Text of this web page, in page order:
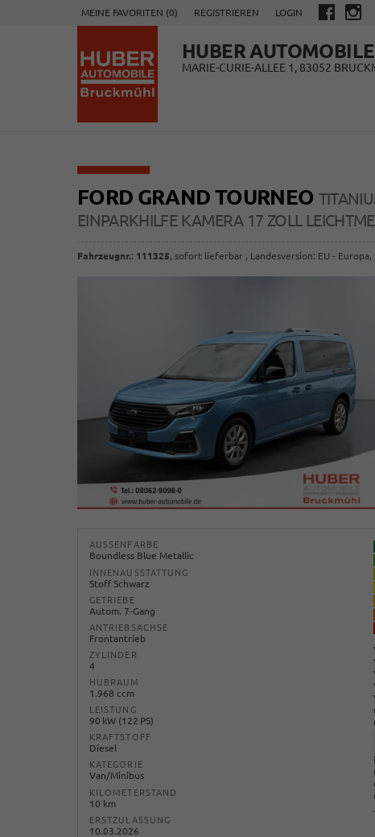
MEINE FAVORITEN (0) REGISTRIEREN LOGIN
HUBER
MARIE-CURIE-ALLEE 1, 83052
FORD GRAND TOURNEO
EINPARKHILFE KAMERA 17 ZOLL
Fahrzeugnr.: 111325, sofort lieferbar , Landesversion: EU - Europa,
AUSSENFARBE
Boundless Blue Metallic
INNENAUSSTATTUNG
Stoff Schwarz
GETRIEBE
Autom. 7-Gang
ANTRIEBSACHSE
Frontantrieb
ZYLINDER
4
HUBRAUM
1.968 ccm
LEISTUNG
90 kW (122 PS)
KRAFTSTOFF
Diesel
KATEGORIE
Van/Minibus
KILOMETERSTAND
10 km
ERSTZULASSUNG
10.03.2026